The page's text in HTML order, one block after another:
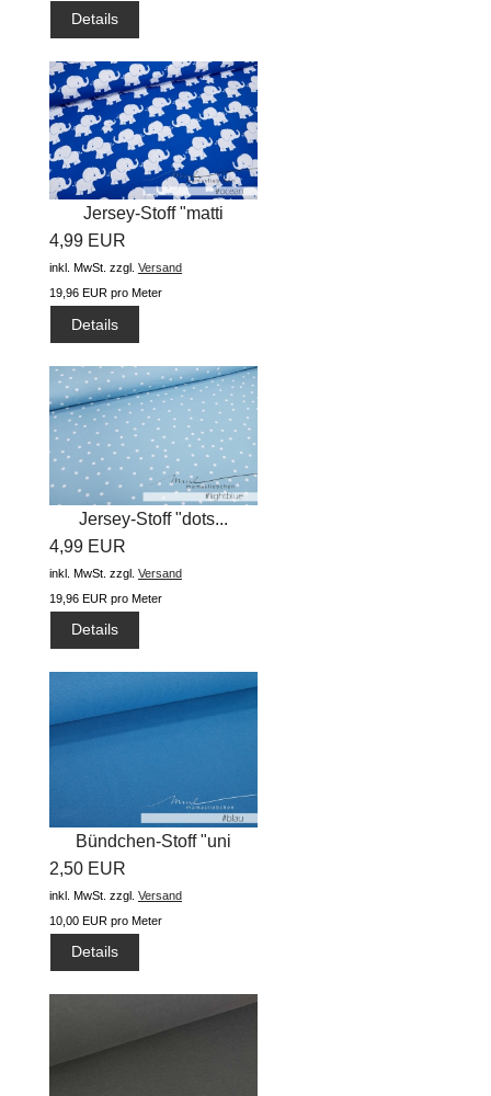
Details
Jersey-Stoff "matti
#ocean"...
4,99 EUR
inkl. MwSt. zzgl. Versand
19,96 EUR pro Meter
Details
Jersey-Stoff "dots...
4,99 EUR
inkl. MwSt. zzgl. Versand
19,96 EUR pro Meter
Details
Bündchen-Stoff "uni
#blau"...
2,50 EUR
inkl. MwSt. zzgl. Versand
10,00 EUR pro Meter
Details